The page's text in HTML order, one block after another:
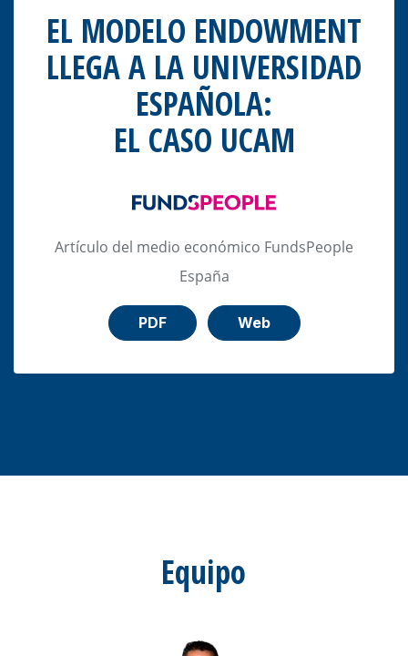
EL MODELO ENDOWMENT
LLEGA A LA UNIVERSIDAD
ESPAÑOLA:
EL CASO UCAM
Artículo del medio económico FundsPeople
España
PDF Web
Equipo